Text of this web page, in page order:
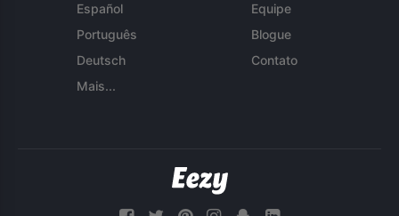
Español
Português
Deutsch
Mais...
Equipe
Blogue
Contato